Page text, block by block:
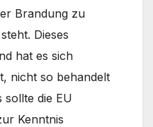
Brandung zu
Dieses
hat es sich
nicht so behandelt
sollte die EU
Kenntnis